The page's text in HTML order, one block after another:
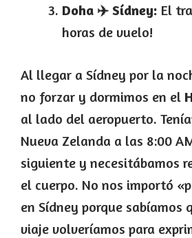
Doha ✈️ Sídney: El
horas de vuelo!
Al llegar a Sídney por la
no forzar y dormimos en el
al lado del aeropuerto.
Nueva Zelanda a las 8:00
siguiente y necesitábamos
el cuerpo. No nos importó
en Sídney porque sabíamos
viaje volveríamos para